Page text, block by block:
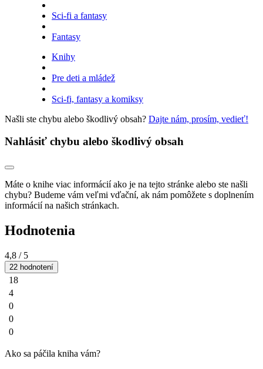
Sci-fi a fantasy
Fantasy
Knihy
Pre deti a mládež
Sci-fi, fantasy a komiksy
Našli ste chybu alebo škodlivý obsah? Dajte nám, prosím, vedieť!
Nahlásiť chybu alebo škodlivý obsah
Máte o knihe viac informácií ako je na tejto stránke alebo ste našli
chybu? Budeme vám veľmi vďační, ak nám pomôžete s doplnením
informácií na našich stránkach.
Hodnotenia
4,8 / 5
22 hodnotení
18
4
0
0
0
Ako sa páčila kniha vám?